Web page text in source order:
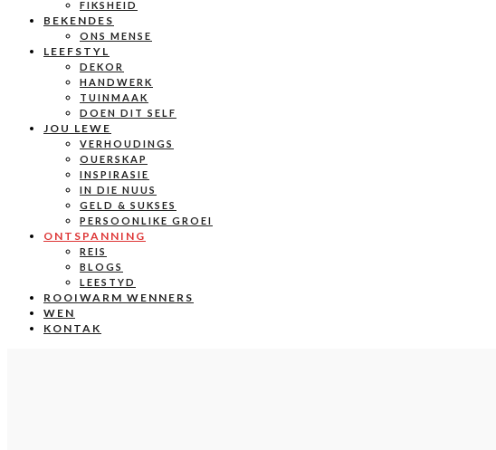
FIKSHEID
BEKENDES
ONS MENSE
LEEFSTYL
DEKOR
HANDWERK
TUINMAAK
DOEN DIT SELF
JOU LEWE
VERHOUDINGS
OUERSKAP
INSPIRASIE
IN DIE NUUS
GELD & SUKSES
PERSOONLIKE GROEI
ONTSPANNING
REIS
BLOGS
LEESTYD
ROOIWARM WENNERS
WEN
KONTAK